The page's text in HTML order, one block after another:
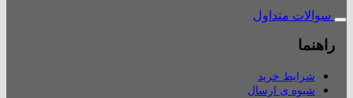
سوالات متداول
راهنما
شرایط خرید
شیوه ی ارسال